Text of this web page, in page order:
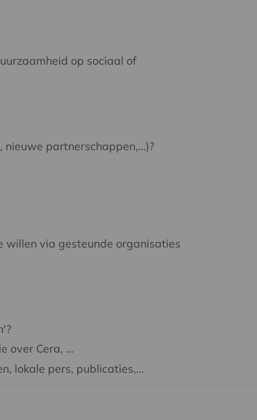
op sociaal of
nieuwe partnerschappen,…)?
willen via gesteunde organisaties
over Cera, …
lokale pers, publicaties,…